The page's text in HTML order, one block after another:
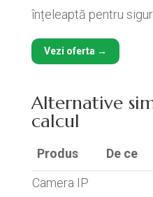
înțeleaptă pentru
Vezi oferta →
Alternative
calcul
Produs De ce
Camera IP